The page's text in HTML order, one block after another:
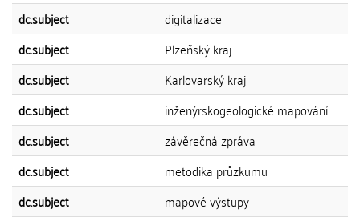
dc.subject
digitalizace
dc.subject
Plzeňský kraj
dc.subject
Karlovarský kraj
dc.subject
inženýrskogeologické mapování
dc.subject
závěrečná zpráva
dc.subject
metodika průzkumu
dc.subject
mapové výstupy